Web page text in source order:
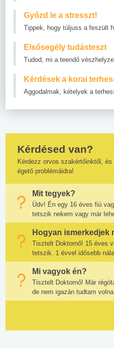
Győzd le a stresszt!
Tippek, hogy túljuss a feszült
Elsősegély tudásteszt
Tudod, mi a teendő
Kérdések a korai
Aggodalmak, kételyek a
Kérdésed van?
Kérdezz orvos szakértőinktől,
égető problémáidra!
Mit tegyek?
Üdv! Én egy 16 éves fiú
tetszik nekem vagy már
Hogyan ismerkedjek
Tisztelt Doktornő! 15 éves
tetszik. 1 évvel idősebb
Mi vagyok én?
Tisztelt Doktornő! Már
de nem igazán tudtam